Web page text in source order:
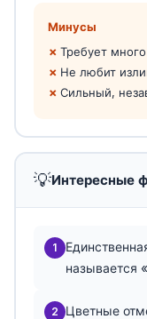
Минусы
Требует
Не любит
Сильный,
💡Интересные
1
называется
2 Цветные